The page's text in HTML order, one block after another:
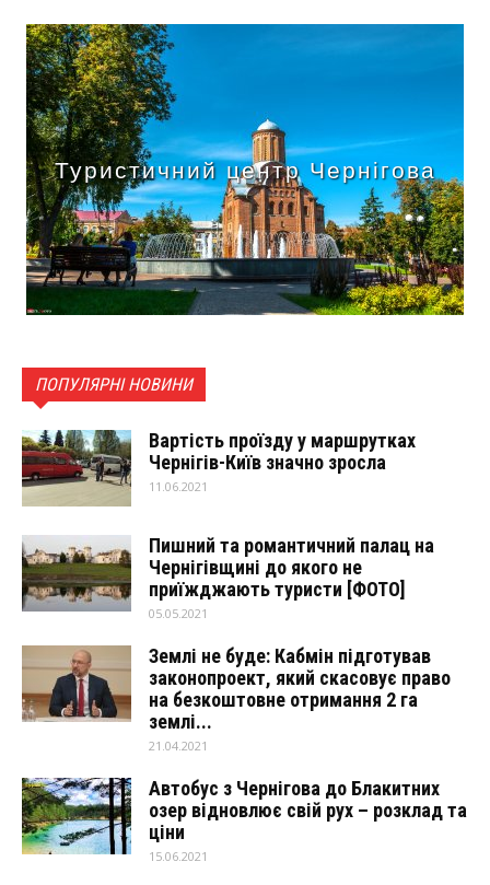
Туристичний центр Чернігова
ПОПУЛЯРНІ НОВИНИ
Вартість проїзду у маршрутках
Чернігів-Київ значно зросла
11.06.2021
Пишний та романтичний палац на
Чернігівщині до якого не
приїжджають туристи [ФОТО]
05.05.2021
Землі не буде: Кабмін підготував
законопроект, який скасовує право
на безкоштовне отримання 2 га
землі...
21.04.2021
Автобус з Чернігова до Блакитних
озер відновлює свій рух – розклад та
ціни
15.06.2021